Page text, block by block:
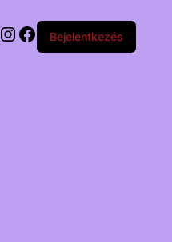
LinkedInInstagram
Facebook
Bejelentkezés